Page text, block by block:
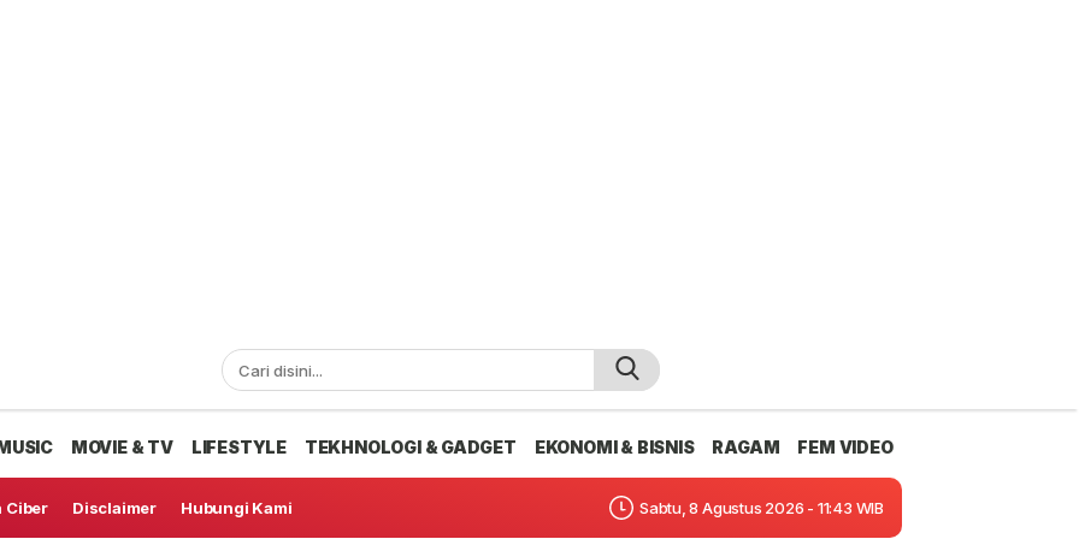
MOVIE & TV LIFESTYLE TEKHNOLOGI & GADGET EKONOMI & BISNIS RAGAM FEM VIDEO
Ciber Disclaimer Hubungi Kami Sabtu, 8 Agustus 2026 - 11:43 WIB